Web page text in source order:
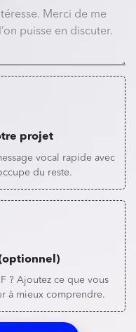
projet
vocal rapide avec
du reste.
? Ajoutez ce que vous
à mieux comprendre.